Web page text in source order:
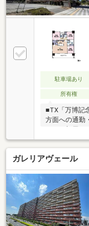
駐車場あり
所有権
■TX「万博記
方面への通勤
きのお部屋
ット2か所に
時間を気にせ
場あり。■オ
ンション向か
境。◆周辺環境◆
中学校 徒歩約24分・セブンイレブン 徒歩約 3
分・カス
徒歩約 6分
ガレリアヴェール